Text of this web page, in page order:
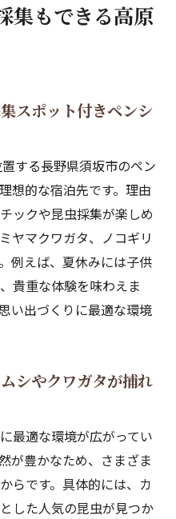
集もできる高原
スポット付きペンシ
する長野県須坂市のペン
想的な宿泊先です。理由
ックや昆虫採集が楽しめ
ヤマクワガタ、ノコギリ
例えば、夏休みには子供
貴重な体験を味わえま
い出づくりに最適な環境
シやクワガタが捕れ
最適な環境が広がってい
が豊かなため、さまざま
らです。具体的には、カ
した人気の昆虫が見つか